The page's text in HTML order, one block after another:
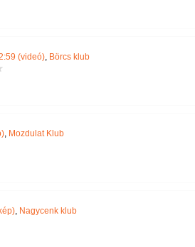
(videó), Börcs klub
, Mozdulat Klub
, Nagycenk klub